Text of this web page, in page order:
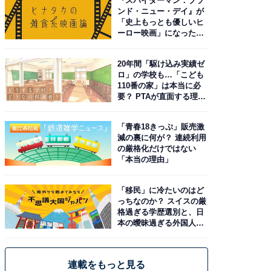
ンド・ニュー・デイ』が
「史上もっとも優しいヒ
ーロー映画」になった理
20年間「駆け込み実績ゼ
ロ」の学校も…「こども
110番の家」は本当に必
要？ PTAが直面する理想
「青春18きっぷ」販売激
減の裏に何が？ 連続利用
の厳格化だけではない
「本当の理由」
「移民」に冷たいのはど
っちなのか？ スイスの厳
格過ぎる学歴選別と、日
本の曖昧過ぎる外国人政
連載をもっと見る